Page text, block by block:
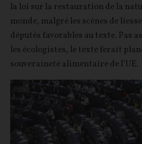
la loi sur la restauration de la
monde, malgré les scènes de
députés favorables au texte. Pas
les écologistes, le texte ferait
souveraineté alimentaire de l’UE.